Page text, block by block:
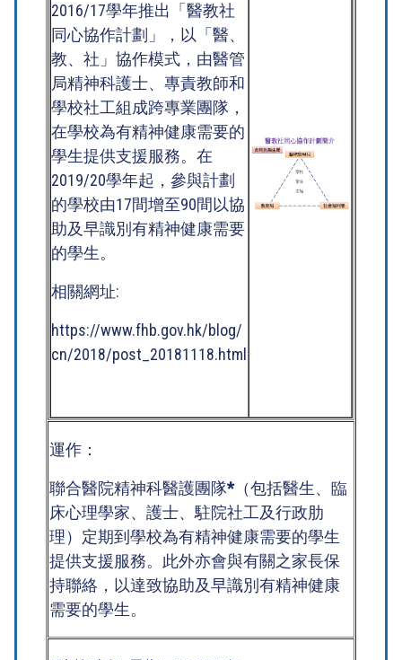
2016/17學年推出「醫教社
同心協作計劃」，以「醫、
教、社」協作模式，由醫管
局精神科護士、專責教師和
學校社工組成跨專業團隊，
在學校為有精神健康需要的
學生提供支援服務。在
2019/20學年起，參與計劃
的學校由17間增至90間以協
助及早識別有精神健康需要
的學生。
相關網址:
https://www.fhb.gov.hk/blog/
cn/2018/post_20181118.html
運作：
聯合醫院精神科醫護團隊*（包括醫生、臨
床心理學家、護士、駐院社工及行政肋
理）定期到學校為有精神健康需要的學生
提供支援服務。此外亦會與有關之家長保
持聯絡，以達致協助及早識別有精神健康
需要的學生。